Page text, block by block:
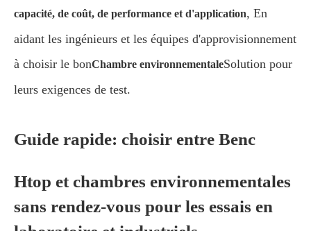
capacité, de coût, de performance et d'application, En
aidant les ingénieurs et les équipes d'approvisionnement
à choisir le bonChambre environnementaleSolution pour
leurs exigences de test.
Guide rapide: choisir entre Benc
Htop et chambres environnementales
sans rendez-vous pour les essais en